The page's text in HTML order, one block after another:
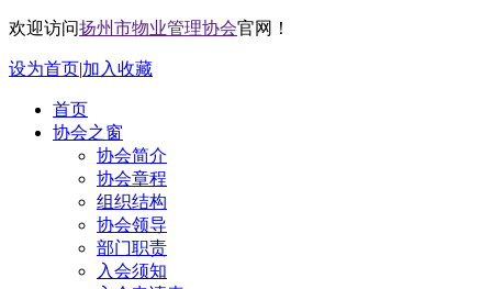
欢迎访问扬州市物业管理协会官网！
设为首页|加入收藏
首页
协会之窗
协会简介
协会章程
组织结构
协会领导
部门职责
入会须知